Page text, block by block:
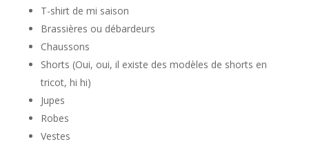
T-shirt de mi saison
Brassières ou débardeurs
Chaussons
Shorts (Oui, oui, il existe des modèles de shorts en
tricot, hi hi)
Jupes
Robes
Vestes